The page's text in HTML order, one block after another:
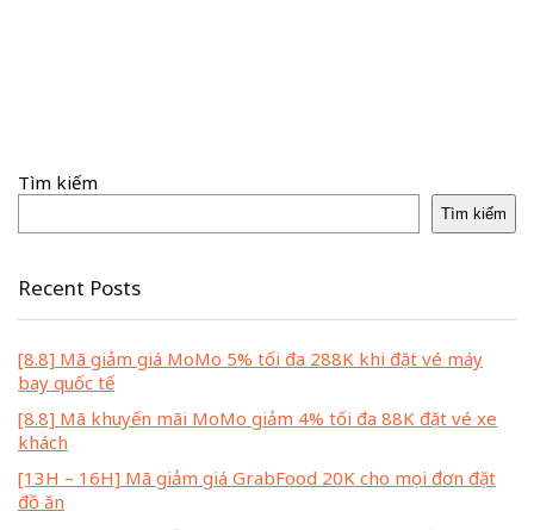
Tìm kiếm
Tìm kiếm
Recent Posts
[8.8] Mã giảm giá MoMo 5% tối đa 288K khi đặt vé máy
bay quốc tế
[8.8] Mã khuyến mãi MoMo giảm 4% tối đa 88K đặt vé xe
khách
[13H – 16H] Mã giảm giá GrabFood 20K cho mọi đơn đặt
đồ ăn